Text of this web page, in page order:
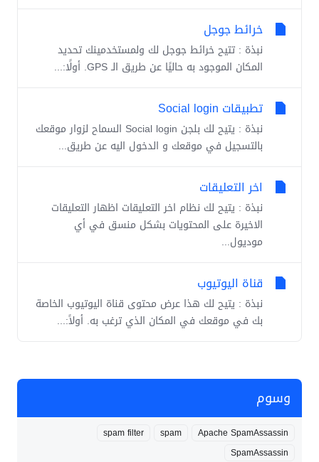
وسوم
Apache SpamAssassin
spam
spam filter
SpamAssassin
خرائط جوجل
نبذة : تتيح خرائط جوجل لك ولمستخدمينك تحديد
المكان الموجود به حاليًا عن طريق الـ GPS. أولًا:...
تطبيقات Social login
نبذة : يتيح لك بلجن Social login السماح لزوار موقعك
بالتسجيل في موقعك و الدخول اليه عن طريق...
اخر التعليقات
نبذة : يتيح لك نظام اخر التعليقات اظهار التعليقات
الاخيرة على المحتويات بشكل منسق في أي
موديول...
قناة اليوتيوب
نبذة : يتيح لك هذا عرض محتوى قناة اليوتيوب الخاصة
بك في موقعك في المكان الذي ترغب به. أولاً:...